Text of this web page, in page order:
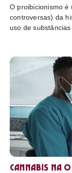
O proibicionismo é
controversas) da
uso de
Cannabis na